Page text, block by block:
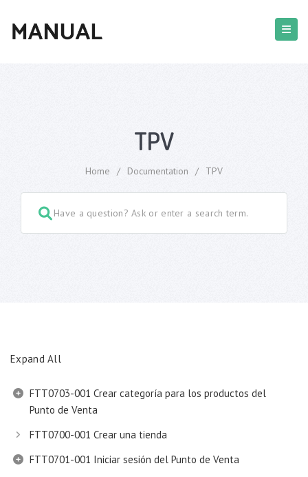
TPV
Home / Documentation / TPV
Expand All
FTT0703-001 Crear categoría para los productos del
Punto de Venta
FTT0700-001 Crear una tienda
FTT0701-001 Iniciar sesión del Punto de Venta